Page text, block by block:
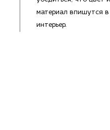
материал впишутся
интерьер.